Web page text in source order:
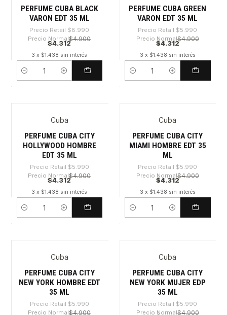
PERFUME CUBA BLACK
VARON EDT 35 ML
Precio Retail $8.990
Precio Normal$4.900
$4.312
3 x $1.438 sin interés
Cantidad
PERFUME CUBA GREEN
VARON EDT 35 ML
Precio Retail $5.990
Precio Normal$4.900
$4.312
3 x $1.438 sin interés
Cantidad
Cuba
PERFUME CUBA CITY
HOLLYWOOD HOMBRE
EDT 35 ML
Precio Retail $5.990
Precio Normal$4.900
$4.312
3 x $1.438 sin interés
Cantidad
Cuba
PERFUME CUBA CITY
MIAMI HOMBRE EDT 35
ML
Precio Retail $5.990
Precio Normal$4.900
$4.312
3 x $1.438 sin interés
Cantidad
Cuba
PERFUME CUBA CITY
NEW YORK HOMBRE EDT
35 ML
Precio Retail $5.990
Precio Normal$4.900
Cuba
PERFUME CUBA CITY
NEW YORK MUJER EDP
35 ML
Precio Retail $5.990
Precio Normal$4.900